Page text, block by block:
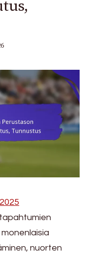
nuorten